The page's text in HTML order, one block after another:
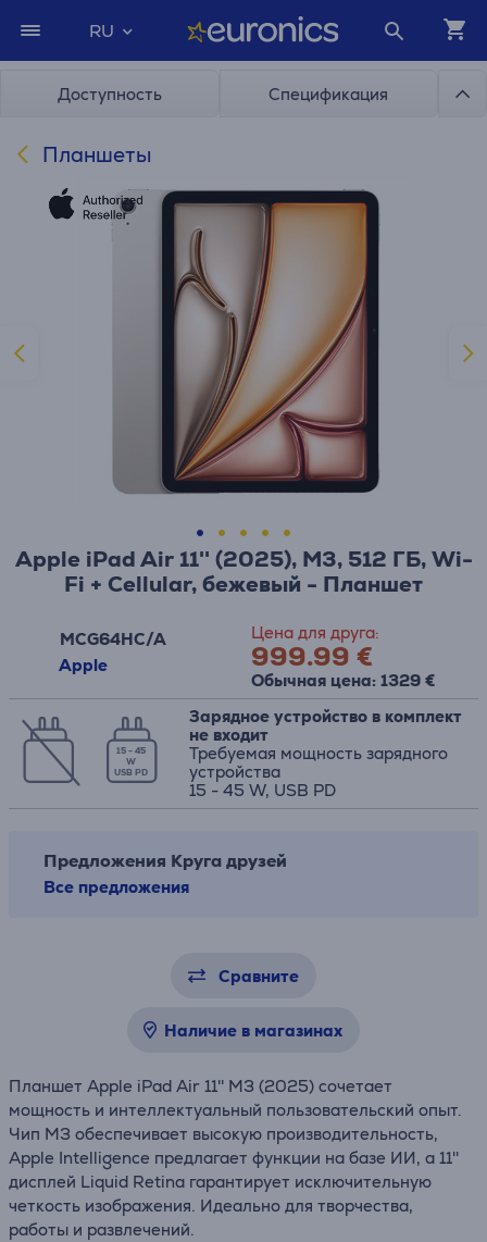
RU
Доступность Спецификация
Планшеты
Apple iPad Air 11'' (2025), M3, 512 ГБ, Wi-
Fi + Cellular, бежевый - Планшет
MCG64HC/A
Apple
Цена для друга:
999.99 €
Обычная цена: 1329 €
15 - 45
W
USB PD
Зарядное устройство в комплект
не входит
Требуемая мощность зарядного
устройства
15 - 45 W, USB PD
Предложения Круга друзей
Все предложения
Сравните
Наличие в магазинах
Планшет Apple iPad Air 11'' M3 (2025) сочетает
мощность и интеллектуальный пользовательский опыт.
Чип M3 обеспечивает высокую производительность,
Apple Intelligence предлагает функции на базе ИИ, а 11''
дисплей Liquid Retina гарантирует исключительную
четкость изображения. Идеально для творчества,
работы и развлечений.